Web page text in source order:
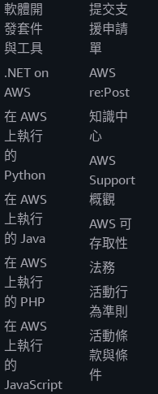
軟體開
發套件
與工具
.NET on
AWS
在 AWS
上執行
的
Python
在 AWS
上執行
的 Java
在 AWS
上執行
的 PHP
在 AWS
上執行
的
JavaScript
提交支
援申請
單
AWS
re:Post
知識中
心
AWS
Support
概觀
AWS 可
存取性
法務
活動行
為準則
活動條
款與條
件